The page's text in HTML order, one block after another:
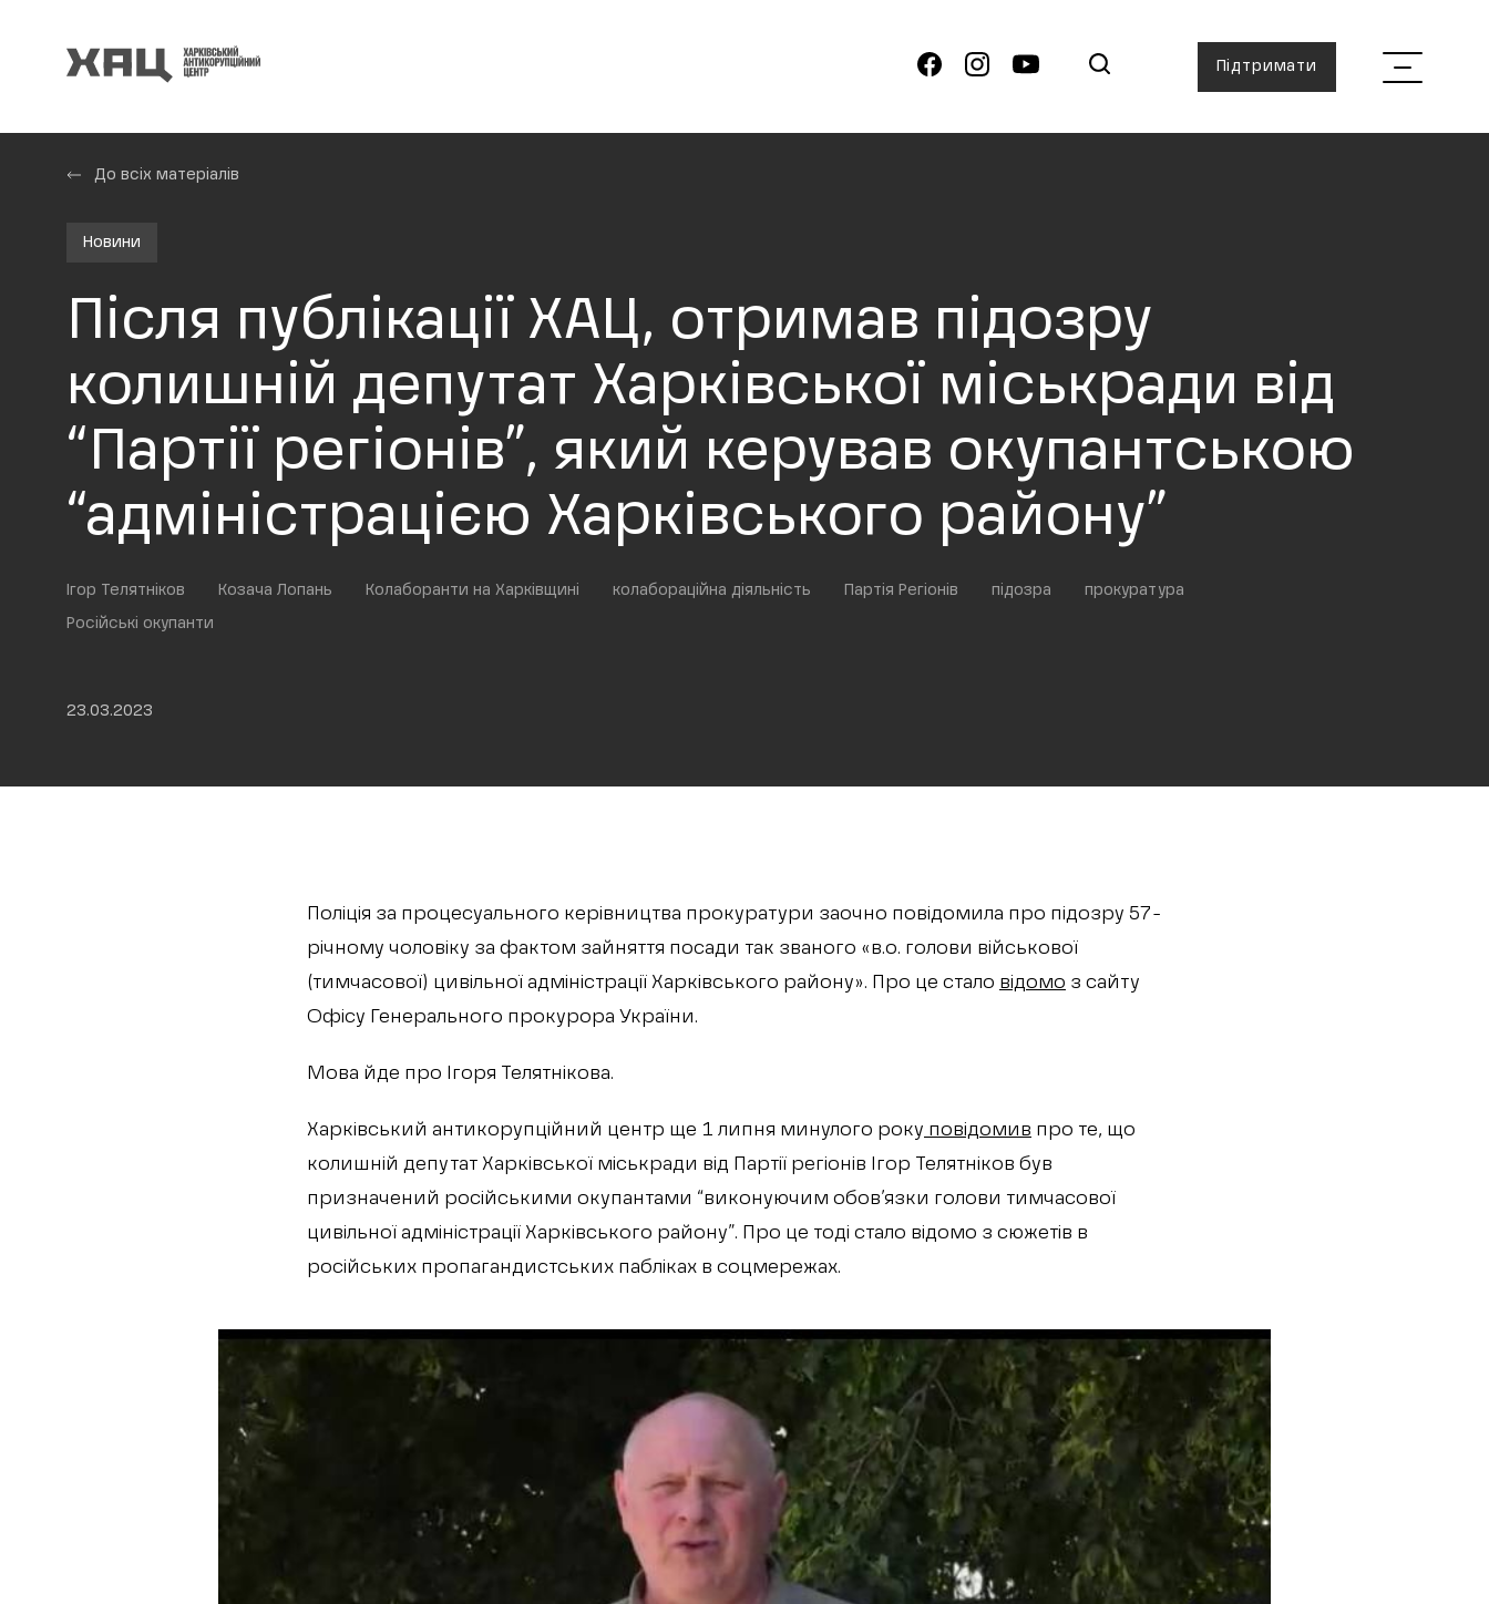
Підтримати
До всіх матеріалів
Новини
Після публікації ХАЦ, отримав підозру
колишній депутат Харківської міськради від
“Партії регіонів”, який керував окупантською
“адміністрацією Харківського району”
Ігор Телятніков Козача Лопань Колаборанти на Харківщині колабораційна діяльність Партія Регіонів підозра прокуратура
Російські окупанти
23.03.2023
Поліція за процесуального керівництва прокуратури заочно повідомила про підозру 57-
річному чоловіку за фактом зайняття посади так званого «в.о. голови військової
(тимчасової) цивільної адміністрації Харківського району». Про це стало відомо з сайту
Офісу Генерального прокурора України.
Мова йде про Ігоря Телятнікова.
Харківський антикорупційний центр ще 1 липня минулого року повідомив про те, що
колишній депутат Харківської міськради від Партії регіонів Ігор Телятніков був
призначений російськими окупантами “виконуючим обов’язки голови тимчасової
цивільної адміністрації Харківського району”. Про це тоді стало відомо з сюжетів в
російських пропагандистських пабліках в соцмережах.